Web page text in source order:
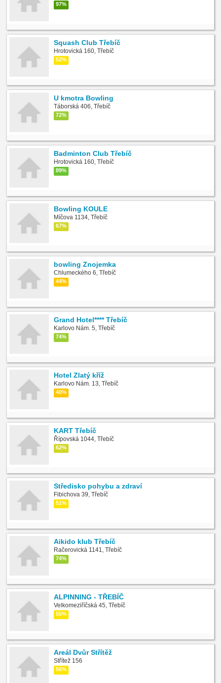
97%
Squash Club Třebíč
Hrotovická 160, Třebíč
52%
U kmotra Bowling
Táborská 406, Třebíč
72%
Badminton Club Třebíč
Hrotovická 160, Třebíč
89%
Bowling KOULE
Míčova 1134, Třebíč
67%
bowling Znojemka
Chlumeckého 6, Třebíč
44%
Grand Hotel**** Třebíč
Karlovo Nám. 5, Třebíč
74%
Hotel Zlatý kříž
Karlovo Nám. 13, Třebíč
40%
KART Třebíč
Řípovská 1044, Třebíč
62%
Středisko pohybu a zdraví
Fibichova 39, Třebíč
51%
Aikido klub Třebíč
Račerovická 1141, Třebíč
74%
ALPINNING - TŘEBÍČ
Velkomeziříčská 45, Třebíč
55%
Areál Dvůr Střítěž
Střítež 156
56%